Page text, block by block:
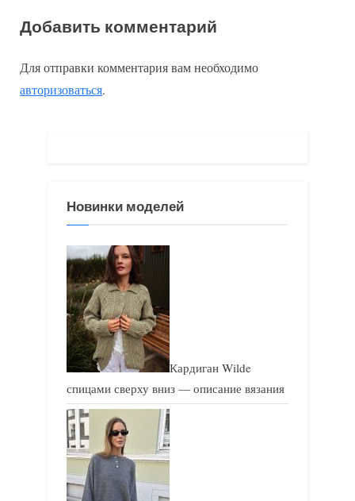
записям
д
д
у
е
у
а
и
ь
:
Добавить комментарий
Для отправки комментария вам необходимо
авторизоваться.
Новинки моделей
Кардиган Wilde
спицами сверху вниз — описание вязания